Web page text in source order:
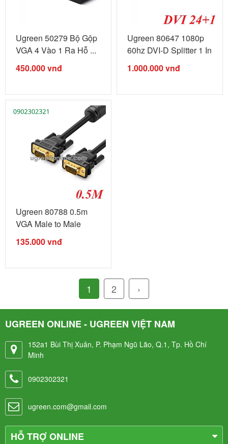
Ugreen 50279 Bộ Gộp
VGA 4 Vào 1 Ra Hỗ ...
450.000vnđ
Ugreen 80647 1080p
60hz DVI-D Splitter 1 In
2 Out ...
1.000.000vnđ
Ugreen 80788 0.5m
VGA Male to Male
Cable 3+6C ...
135.000vnđ
1 2 ›
UGREEN ONLINE - UGREEN VIỆT NAM
152a1 Bùi Thị Xuân, P. Phạm Ngũ Lão, Q.1, Tp. Hồ Chí
Minh
0902302321
ugreen.com@gmail.com
HỖ TRỢ ONLINE